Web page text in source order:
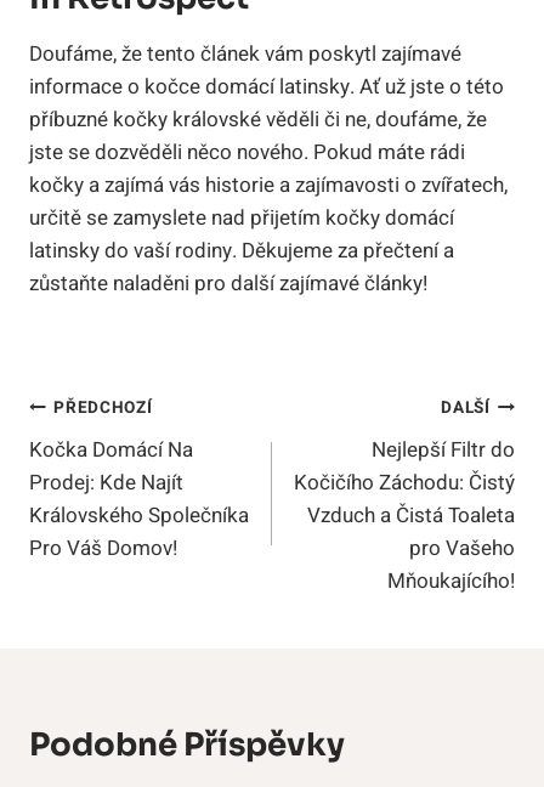
Doufáme, že tento článek vám poskytl zajímavé
informace o kočce domácí latinsky. Ať už jste o této
příbuzné kočky královské věděli či ne, doufáme, že
jste se dozvěděli něco nového. Pokud máte rádi
kočky a zajímá vás historie a zajímavosti o zvířatech,
určitě se zamyslete nad přijetím kočky domácí
latinsky do vaší rodiny. Děkujeme za přečtení a
zůstaňte naladěni pro další zajímavé články!
Navigace
Pro
Příspěvek
PŘEDCHOZÍ
Kočka Domácí Na
Prodej: Kde Najít
Královského Společníka
Pro Váš Domov!
DALŠÍ
Nejlepší Filtr do
Kočičího Záchodu: Čistý
Vzduch a Čistá Toaleta
pro Vašeho
Mňoukajícího!
Podobné Příspěvky